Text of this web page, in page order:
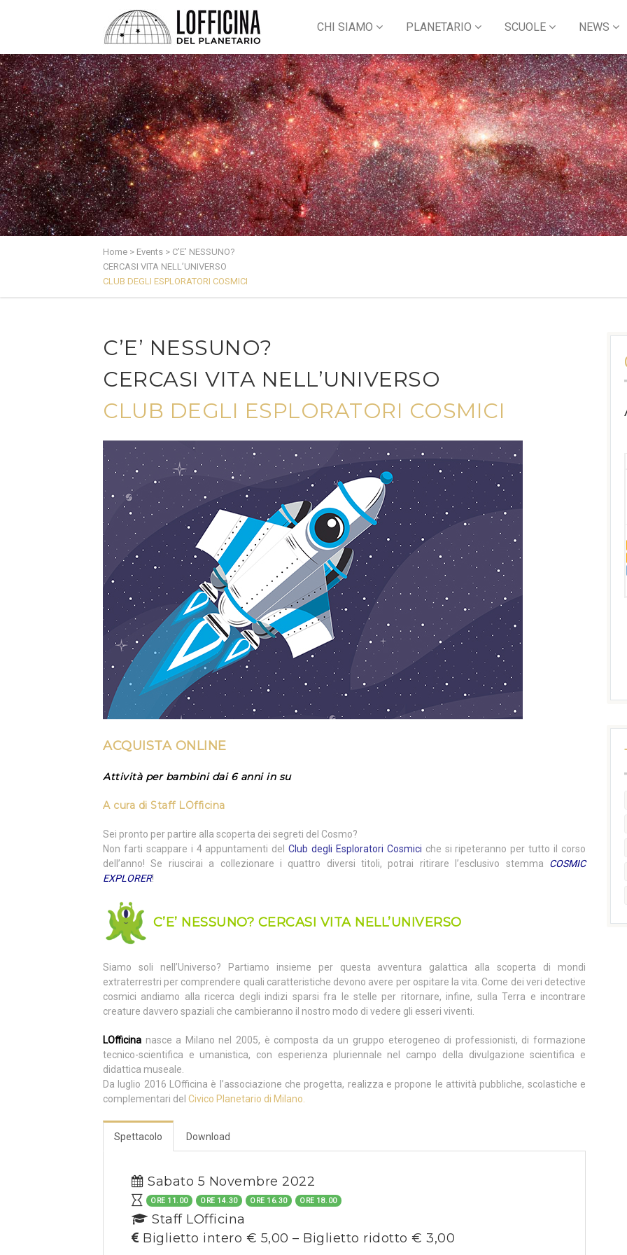
CHI SIAMO PLANETARIO SCUOLE NEWS
Home > Events > C’E’ NESSUNO?
CERCASI VITA NELL’UNIVERSO
CLUB DEGLI ESPLORATORI COSMICI
C’E’ NESSUNO?
CERCASI VITA NELL’UNIVERSO
CLUB DEGLI ESPLORATORI COSMICI
ACQUISTA ONLINE
Attività per bambini dai 6 anni in su
A cura di Staff LOfficina
Sei pronto per partire alla scoperta dei segreti del Cosmo?
Non farti scappare i 4 appuntamenti delClub degli Esploratori Cosmici che si ripeteranno per tutto il corso
dell’anno! Se riuscirai a collezionare i quattro diversi titoli, potrai ritirare l’esclusivo stemma COSMIC
EXPLORER!
C’E’ NESSUNO? CERCASI VITA NELL’UNIVERSO
Siamo soli nell’Universo? Partiamo insieme per questa avventura galattica alla scoperta di mondi
extraterrestri per comprendere quali caratteristiche devono avere per ospitare la vita. Come dei veri detective
cosmici andiamo alla ricerca degli indizi sparsi fra le stelle per ritornare, infine, sulla Terra e incontrare
creature davvero spaziali che cambieranno il nostro modo di vedere gli esseri viventi.
LOfficina nasce a Milano nel 2005, è composta da un gruppo eterogeneo di professionisti, di formazione
tecnico-scientifica e umanistica, con esperienza pluriennale nel campo della divulgazione scientifica e
didattica museale.
Da luglio 2016 LOfficina è l’associazione che progetta, realizza e propone le attività pubbliche, scolastiche e
complementari del Civico Planetario di Milano.
Spettacolo Download
Sabato 5 Novembre 2022
ORE 11.00 ORE 14.30 ORE 16.30 ORE 18.00
Staff LOfficina
Biglietto intero € 5,00 – Biglietto ridotto € 3,00